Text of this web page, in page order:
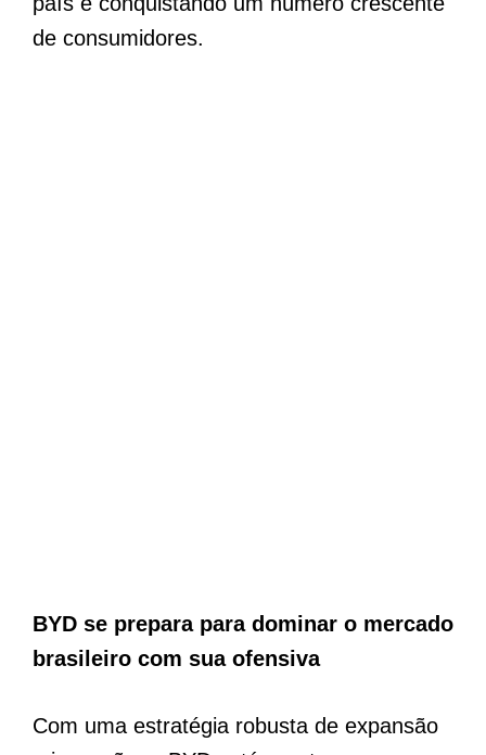
de consumidores.
BYD se prepara para dominar o mercado
brasileiro com sua ofensiva
Com uma estratégia robusta de expansão